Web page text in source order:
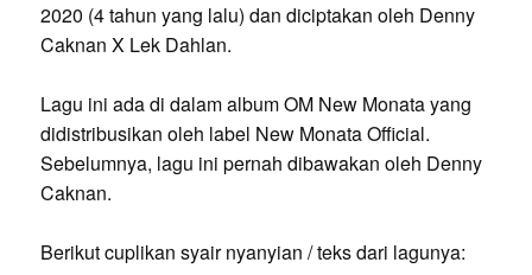
2020 (4 tahun yang lalu) dan diciptakan oleh Denny
Caknan X Lek Dahlan.
Lagu ini ada di dalam album OM New Monata yang
didistribusikan oleh label New Monata Official.
Sebelumnya, lagu ini pernah dibawakan oleh Denny
Caknan.
Berikut cuplikan syair nyanyian / teks dari lagunya: